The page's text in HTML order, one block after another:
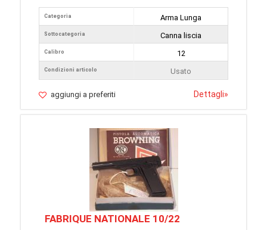
Categoria
Sottocategoria
Calibro
Condizioni articolo
Arma Lunga
Canna liscia
12
Usato
aggiungi a preferiti Dettagli»
FABRIQUE NATIONALE 10/22